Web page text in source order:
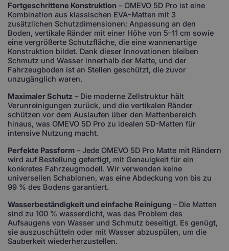
Fortgeschrittene Konstruktion – OMEVO 5D Pro ist eine
Kombination aus klassischen EVA-Matten mit 3
zusätzlichen Schutzdimensionen: Anpassung an den
Boden, vertikale Ränder mit einer Höhe von 5–11 cm sowie
eine vergrößerte Schutzfläche, die eine wannenartige
Konstruktion bildet. Dank dieser Innovationen bleiben
Schmutz und Wasser innerhalb der Matte, und der
Fahrzeugboden ist an Stellen geschützt, die zuvor
unzugänglich waren.
Maximaler Schutz – Die moderne Zellstruktur hält
Verunreinigungen zurück, und die vertikalen Ränder
schützen vor dem Auslaufen über den Mattenbereich
hinaus, was OMEVO 5D Pro zu idealen 5D-Matten für
intensive Nutzung macht.
Perfekte Passform – Jede OMEVO 5D Pro Matte mit Rändern
wird auf Bestellung gefertigt, mit Genauigkeit für ein
konkretes Fahrzeugmodell. Wir verwenden keine
universellen Schablonen, was eine Abdeckung von bis zu
99 % des Bodens garantiert.
Wasserbeständigkeit und einfache Reinigung – Die Matten
sind zu 100 % wasserdicht, was das Problem des
Aufsaugens von Wasser und Schmutz beseitigt. Es genügt,
sie auszuschütteln oder mit Wasser abzuspülen, um die
Sauberkeit wiederherzustellen.